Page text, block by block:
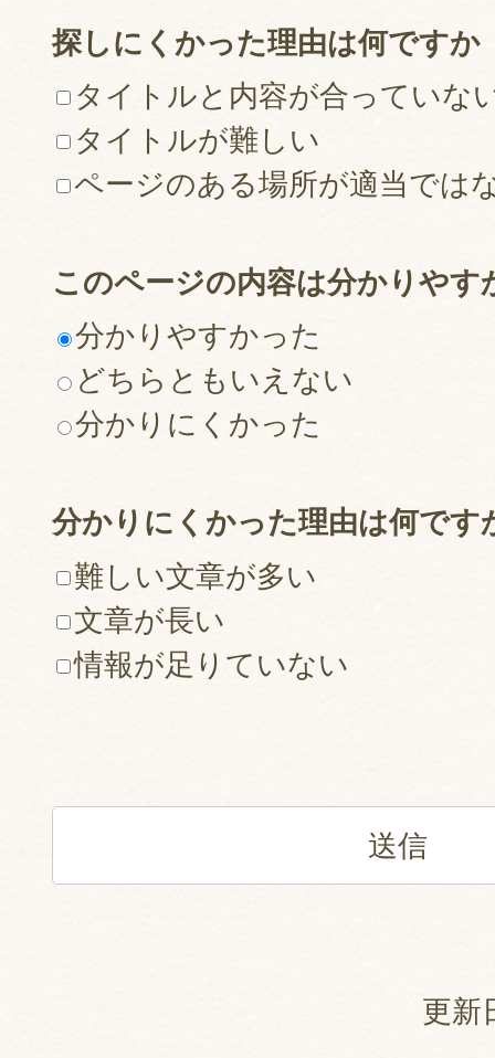
探しにくかった理由は何ですか
タイトルと内容が合っていな
タイトルが難しい
ページのある場所が適当では
このページの内容は分かりやす
分かりやすかった
どちらともいえない
分かりにくかった
分かりにくかった理由は何です
難しい文章が多い
文章が長い
情報が足りていない
更新